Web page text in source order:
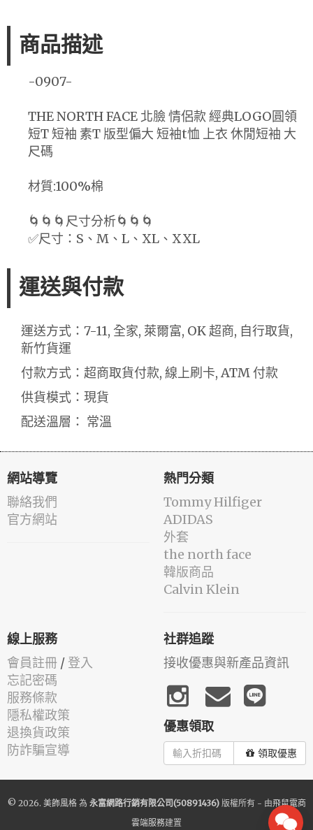
商品描述
-0907-
THE NORTH FACE 北臉 情侶款 經典LOGO圓領
短T 短袖 素T 版型偏大 短袖t恤 上衣 休閒短袖 大
尺碼
材質:100%棉
🌀🌀🌀尺寸分析🌀🌀🌀
✅尺寸：S、M、L、XL、XXL
運送與付款
運送方式：7-11, 全家, 萊爾富, OK 超商, 自行取貨,
新竹貨運
付款方式：超商取貨付款, 線上刷卡, ATM 付款
供貨模式：現貨
配送溫層： 常溫
網站導覽
聯絡我們
官方網站
熱門分類
Tommy Hilfiger
ADIDAS
外套
the north face
韓版商品
Calvin Klein
線上服務
會員註冊 / 登入
忘記密碼
服務條款
隱私權政策
退換貨政策
防詐騙宣導
社群追蹤
接收優惠與新產品資訊
優惠領取
領取優惠
© 2026. 美飾風格為 永富網路行銷有限公司(50891436)版權所有 - 由飛鼠電商
雲端服務建置